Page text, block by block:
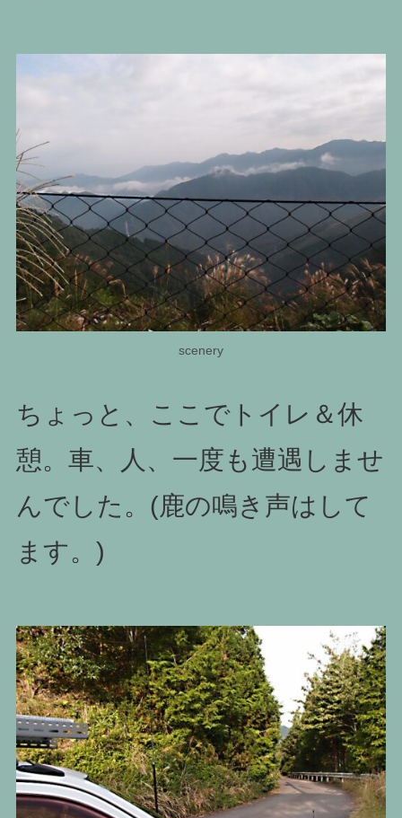
scenery
ちょっと、ここでトイレ＆休
憩。車、人、一度も遭遇しませ
んでした。(鹿の鳴き声はして
ます。)